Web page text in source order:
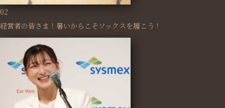
02
経営者の皆さま！暑いからこそソックスを履こう！